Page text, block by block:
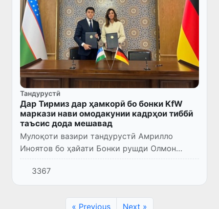
Тандурустӣ
Дар Тирмиз дар ҳамкорӣ бо бонки KfW
маркази нави омодакунии кадрҳои тиббӣ
таъсис дода мешавад
Мулоқоти вазири тандурустӣ Амрилло
Иноятов бо ҳайати Бонки рушди Олмон
(«KfW») таҳти роҳбарии сардори
департаменти Қафқоз ва Аврупои Шарқӣ
Вероника Гарсиа Дел Арко баргузор гардид.
3367
« Previous Next »